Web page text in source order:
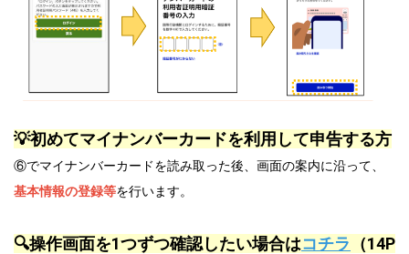
💡初めてマイナンバーカードを利用して申告する方
⑥でマイナンバーカードを読み取った後、画面の案内に沿って、
基本情報の登録等を行います。
🔍操作画面を1つずつ確認したい場合はコチラ （14P